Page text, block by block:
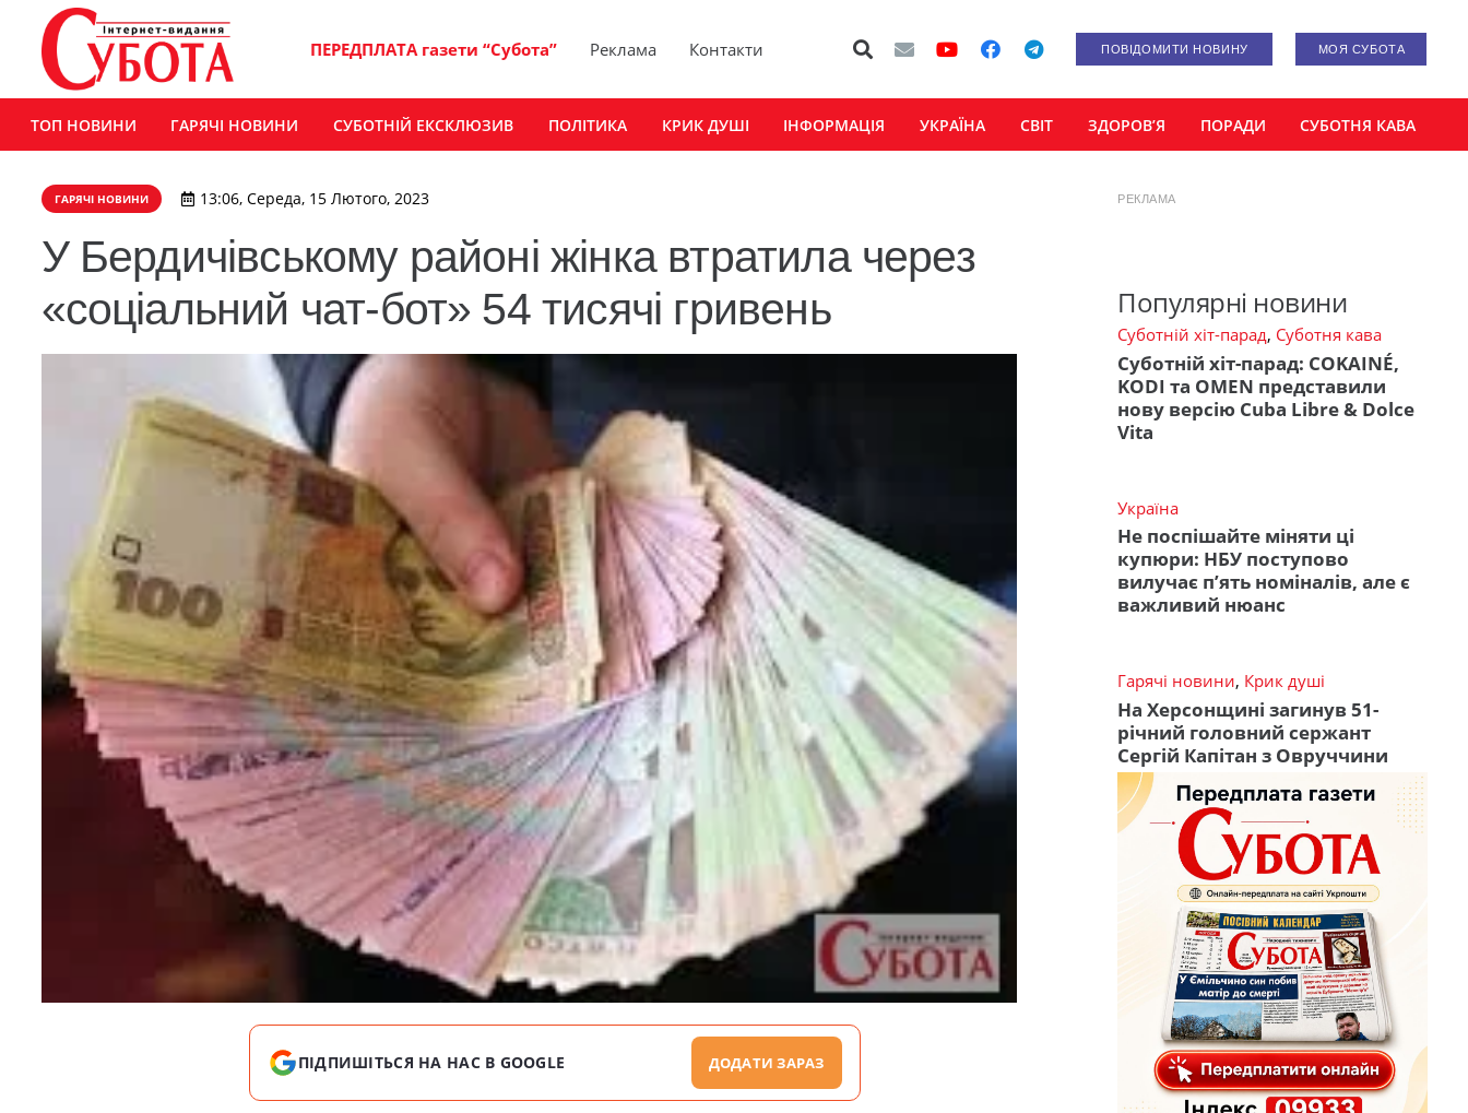
ПЕРЕДПЛАТА газети “Субота” Реклама Контакти ПОВІДОМИТИ НОВИНУ МОЯ СУБОТА
ТОП НОВИНИ ГАРЯЧІ НОВИНИ СУБОТНІЙ ЕКСКЛЮЗИВ ПОЛІТИКА КРИК ДУШІ ІНФОРМАЦІЯ УКРАЇНА СВІТ ЗДОРОВ’Я ПОРАДИ СУБОТНЯ КАВА
ГАРЯЧІ НОВИНИ 13:06, Середа, 15 Лютого, 2023
У Бердичівському районі жінка втратила через
«соціальний чат-бот» 54 тисячі гривень
ПІДПИШІТЬСЯ НА НАС В GOOGLE ДОДАТИ ЗАРАЗ
РЕКЛАМА
Популярні новини
Суботній хіт-парад, Суботня кава
Суботній хіт-парад: COKAINÉ,
KODI та OMEN представили
нову версію Cuba Libre & Dolce
Vita
Україна
Не поспішайте міняти ці
купюри: НБУ поступово
вилучає п’ять номіналів, але є
важливий нюанс
Гарячі новини, Крик душі
На Херсонщині загинув 51-
річний головний сержант
Сергій Капітан з Овруччини